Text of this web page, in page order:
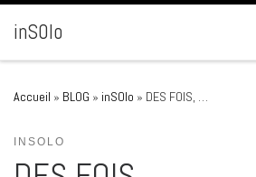
Passer au contenu
inSOlo
Accueil » BLOG » inSOlo » DES FOIS, …
INSOLO